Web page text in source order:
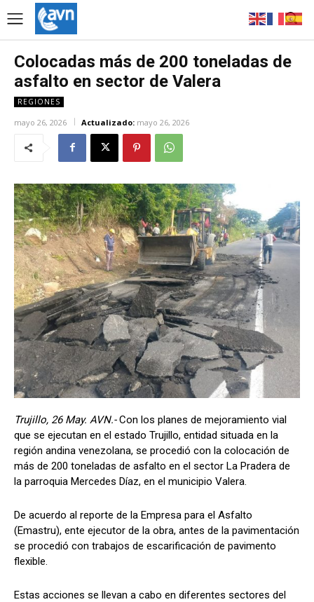
Colocadas más de 200 toneladas de
asfalto en sector de Valera
REGIONES
mayo 26, 2026 Actualizado: mayo 26, 2026
Trujillo, 26 May. AVN.-Con los planes de mejoramiento vial
que se ejecutan en el estado Trujillo, entidad situada en la
región andina venezolana, se procedió con la colocación de
más de 200 toneladas de asfalto en el sector La Pradera de
la parroquia Mercedes Díaz, en el municipio Valera.
De acuerdo al reporte de la Empresa para el Asfalto
(Emastru), ente ejecutor de la obra, antes de la pavimentación
se procedió con trabajos de escarificación de pavimento
flexible.
Estas acciones se llevan a cabo en diferentes sectores del